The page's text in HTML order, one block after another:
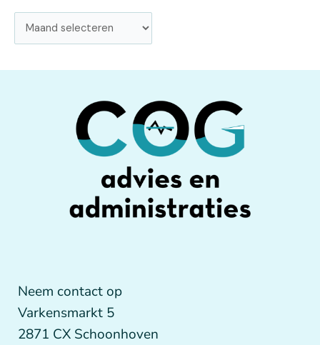
Neem contact op
Varkensmarkt 5
2871 CX Schoonhoven